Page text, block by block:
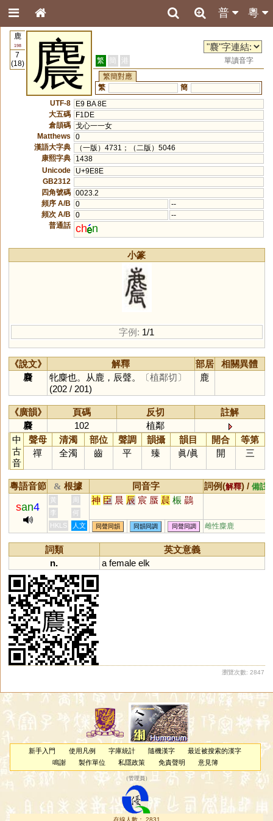
粵
普
鹿
198
7
(18)
麎 繁 簡 港
單讀音字
繁簡對應
繁
簡
UTF-8
E9 BA 8E
大五碼
F1DE
倉頡碼 戈心一一女
Matthews
0
漢語大字典
（一版）4731；（二版）5046
康熙字典
1438
Unicode
U+9E8E
GB2312
四角號碼 0023.2
頻序 A/B
0
--
頻次 A/B
0
--
普通話 ch n
小篆
字例: 1/1
《說文》 解釋 部居
相關異體
麎
牝麋也。从鹿，辰聲。
〔植鄰切〕
(202 / 201)
鹿
《廣韻》 頁碼 反切
註解
麎
102
植鄰
中
古
音
聲母 清濁 部位 聲調 韻攝 韻目 開合
等第
禪
全濁 齒 平 臻 眞/眞 開 三
粵語音節 & 根據 同音字 詞例(解釋) / 備註
san4
黃 周 神 臣 晨 辰 宸 蜃 䢅 桭 鷐
李
何
HKLS
人文 同聲同韻 同韻同調 同聲同調 雌性麋鹿
詞類
英文意義
n.
a female elk
瀏覽次數: 2847
新手入門 使用凡例 字庫統計 隨機漢字
最近被搜索的漢字
鳴謝
製作單位 私隱政策 免責聲明 意見簿
（管理員 ）
在線人數： 2831